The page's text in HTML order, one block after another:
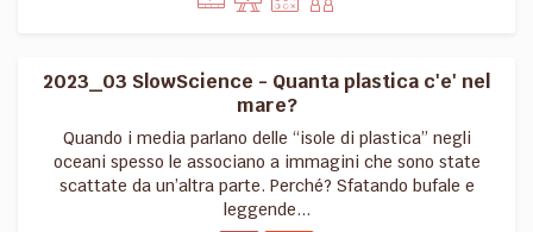
2023_03 SlowScience - Quanta plastica c'e' nel
mare?
Quando i media parlano delle “isole di plastica” negli
oceani spesso le associano a immagini che sono state
scattate da un’altra parte. Perché? Sfatando bufale e
leggende...